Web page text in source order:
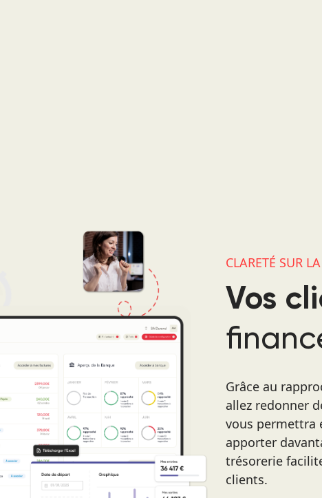
CLARETÉ SUR
Vos
Grâce au
allez redonner
vous permettra
apporter
trésorerie
clients.